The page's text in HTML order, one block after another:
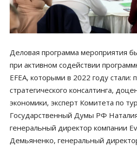
Деловая программа мероприятия
при активном содействии
EFEA, которыми в 2022 году стали:
стратегического консалтинга,
экономики, эксперт Комитета по
Государственный Думы РФ
генеральный директор компании
Демьяненко, генеральный